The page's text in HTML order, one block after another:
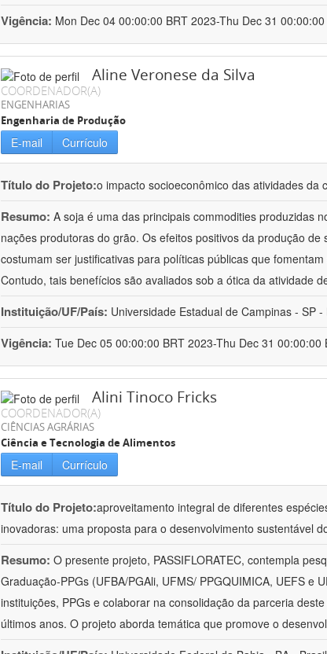
Vigência: Mon Dec 04 00:00:00 BRT 2023-Thu Dec 31
Aline Veronese da Silva
COORDENADOR(A)
ENGENHARIAS
Engenharia de Produção
E-mail Currículo
Título do Projeto:o impacto socioeconômico das atividades da
Resumo: A soja é uma das principais commodities produzidas
nações produtoras do grão. Os efeitos positivos da produção
costumam ser justificativas para políticas públicas que
Contudo, tais benefícios são avaliados sob a ótica da atividade
Instituição/UF/País: Universidade Estadual de Campinas - SP -
Vigência: Tue Dec 05 00:00:00 BRT 2023-Thu Dec 31 00:00:00
Alini Tinoco Fricks
COORDENADOR(A)
CIÊNCIAS AGRÁRIAS
Ciência e Tecnologia de Alimentos
E-mail Currículo
Título do Projeto:aproveitamento integral de diferentes
inovadoras: uma proposta para o desenvolvimento sustentável
Resumo: O presente projeto, PASSIFLORATEC, contempla
Graduação-PPGs (UFBA/PGAli, UFMS/ PPGQUIMICA, UEFS e
instituições, PPGs e colaborar na consolidação da parceria
últimos anos. O projeto aborda temática que promove o